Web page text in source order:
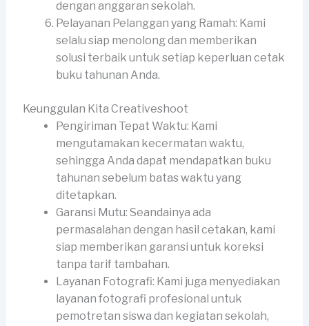
dengan anggaran sekolah.
Pelayanan Pelanggan yang Ramah: Kami
selalu siap menolong dan memberikan
solusi terbaik untuk setiap keperluan cetak
buku tahunan Anda.
Keunggulan Kita Creativeshoot
Pengiriman Tepat Waktu: Kami
mengutamakan kecermatan waktu,
sehingga Anda dapat mendapatkan buku
tahunan sebelum batas waktu yang
ditetapkan.
Garansi Mutu: Seandainya ada
permasalahan dengan hasil cetakan, kami
siap memberikan garansi untuk koreksi
tanpa tarif tambahan.
Layanan Fotografi: Kami juga menyediakan
layanan fotografi profesional untuk
pemotretan siswa dan kegiatan sekolah,